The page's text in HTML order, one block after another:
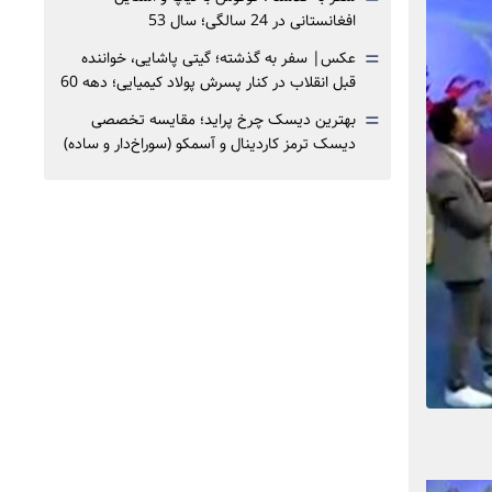
افغانستانی در 24 سالگی؛ سال 53
= عکس| سفر به گذشته؛ گیتی پاشایی، خواننده
قبل انقلاب در کنار پسرش پولاد کیمیایی؛ دهه 60
= بهترین دیسک چرخ پراید؛ مقایسه تخصصی
دیسک ترمز کاردینال و آسمکو (سوراخ‌دار و ساده)